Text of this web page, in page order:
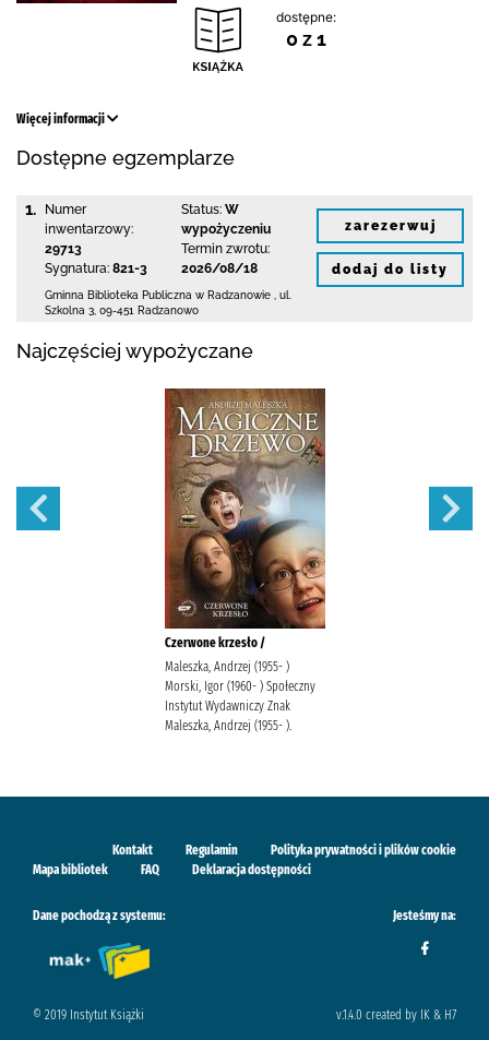
dostępne:
0 z 1
Więcej informacji
Dostępne egzemplarze
1.
Numer
inwentarzowy:
29713
Sygnatura: 821-3
Status: W
wypożyczeniu
Termin zwrotu:
2026/08/18
Gminna Biblioteka Publiczna w Radzanowie
ul.
Szkolna 3 09-451 Radzanowo
zarezerwuj
dodaj do listy
Najczęściej wypożyczane
Czerwone krzesło /
Maleszka, Andrzej (1955- )
Morski, Igor (1960- ) Społeczny
Instytut Wydawniczy Znak
Maleszka, Andrzej (1955- ).
Kontakt Regulamin
Polityka prywatności i plików cookie
Mapa bibliotek
FAQ Deklaracja dostępności
Dane pochodzą z systemu: Jesteśmy na:
© 2019 Instytut Książki v.1.4.0 created by IK & H7